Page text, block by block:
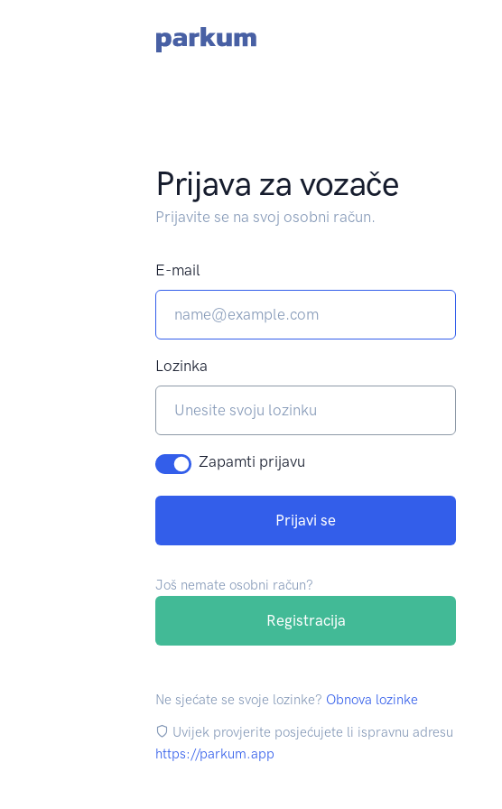
Prijava za vozače
Prijavite se na svoj osobni račun.
E-mail
Lozinka
Zapamti prijavu
Prijavi se
Još nemate osobni račun?
Registracija
Ne sjećate se svoje lozinke? Obnova lozinke
Uvijek provjerite posjećujete li ispravnu adresu
https://parkum.app